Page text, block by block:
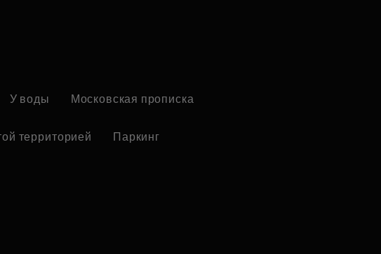
У воды Московская прописка
территорией Паркинг